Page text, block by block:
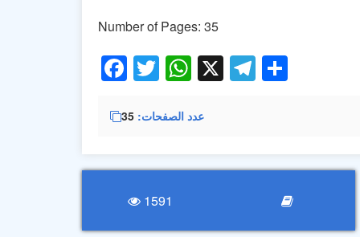
Number of Pages: 35
Facebook
Twitter
WhatsApp
X
عدد الصفحات 35
1591